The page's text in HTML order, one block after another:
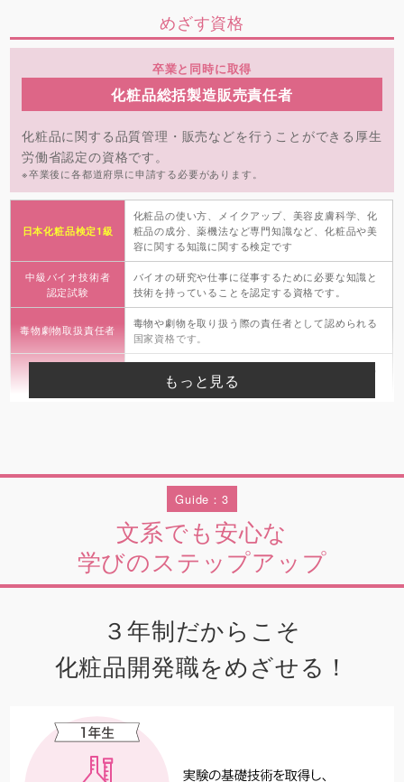
めざす資格
もっと見る
卒業と同時に取得
化粧品総括製造販売責任者
化粧品に関する品質管理・販売などを行うことができる厚生
労働省認定の資格です。
※卒業後に各都道府県に申請する必要があります。
日本化粧品検定1級
化粧品の使い方、メイクアップ、美容皮膚科学、化
粧品の成分、薬機法など専門知識など、化粧品や美
容に関する知識に関する検定です
中級バイオ技術者
認定試験
バイオの研究や仕事に従事するために必要な知識と
技術を持っていることを認定する資格です。
毒物劇物取扱責任者
毒物や劇物を取り扱う際の責任者として認められる
国家資格です。
知的財産について初歩的な管理能力があると認める
国家資格です。
四アルキル鉛等
健康被害が出ないよう管理する国家資格です。
ガソリンなどの引火性や爆発性のある危険物を安全
に管理する担当者になれる国家資格です。
コミュニケーション
スキルアップ検定
コミュニケーションスキルを個人の資質としてでは
なく、技術として捉え高める検定です。
Whatʼs 日本化粧品検定？
化粧品のプロフェッショナルに。
家40名以上に監修された内容に基づき、体系的に専門的な
化粧品や美容の知識を学ぶことができます。東京バイオで
は化粧品の処方開発にも対応するため1級の取得をめざしま
Guide：3
文系でも安心な
学びのステップアップ
３年制だからこそ
化粧品開発職をめざせる！